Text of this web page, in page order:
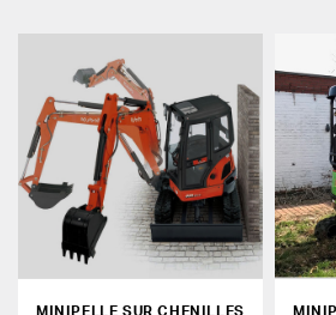
MINIPELLE SUR CHENILLES